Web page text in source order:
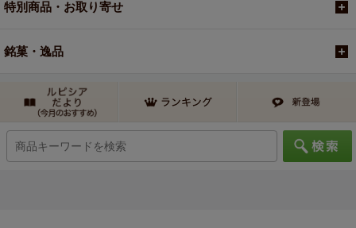
特別商品・お取り寄せ
銘菓・逸品